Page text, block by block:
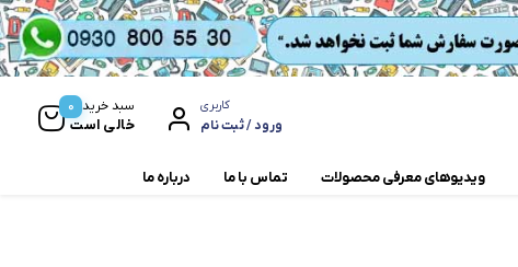
کاربری
ورود / ثبت نام
سبد خرید
خالی است
0
ویدیوهای معرفی محصولات تماس با ما درباره ما